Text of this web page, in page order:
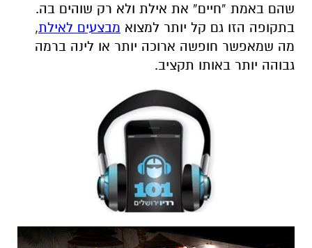
שהם באמת “חיים” את אילת ולא רק שוהים בה.
בתקופה הזו גם קל יותר למצוא מבצעים לאילת,
מה שמאפשר חופשה ארוכה יותר או לינה ברמה
גבוהה יותר באותו תקציב.